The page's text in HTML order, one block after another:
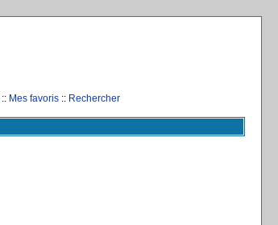
:: Mes favoris :: Rechercher